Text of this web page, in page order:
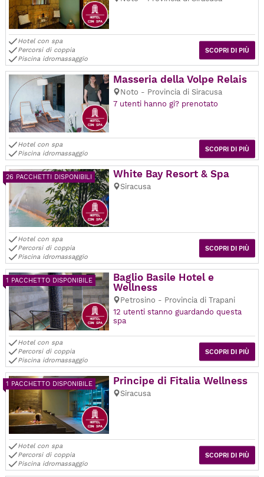
SCOPRI DI PIÙ
Hotel con spa
Percorsi di coppia
Piscina idromassaggio
Masseria della Volpe Relais
Noto - Provincia di Siracusa
7 utenti hanno gi? prenotato
SCOPRI DI PIÙ
Hotel con spa
Piscina idromassaggio
26 PACCHETTI DISPONIBILI White Bay Resort & Spa
Siracusa
SCOPRI DI PIÙ
Hotel con spa
Percorsi di coppia
Piscina idromassaggio
1 PACCHETTO DISPONIBILE
Baglio Basile Hotel e
Wellness
Petrosino - Provincia di Trapani
12 utenti stanno guardando questa
spa
SCOPRI DI PIÙ
Hotel con spa
Percorsi di coppia
Piscina idromassaggio
1 PACCHETTO DISPONIBILE Principe di Fitalia Wellness
Siracusa
SCOPRI DI PIÙ
Hotel con spa
Percorsi di coppia
Piscina idromassaggio